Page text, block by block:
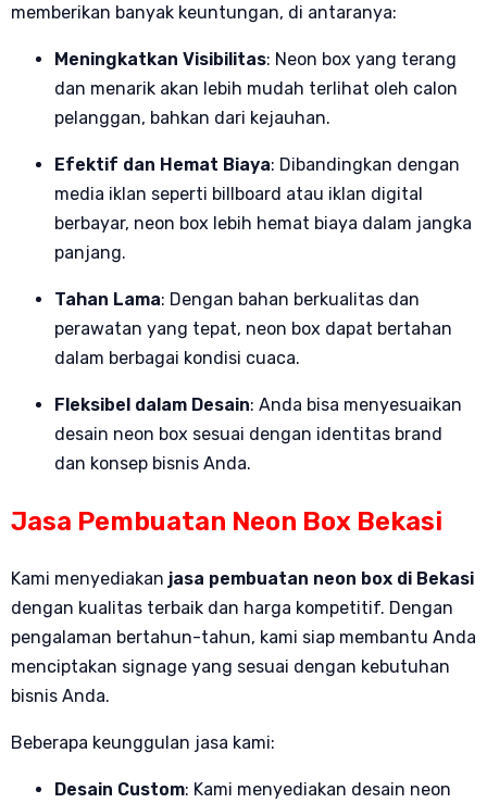
memberikan banyak keuntungan, di antaranya:
Meningkatkan Visibilitas: Neon box yang terang
dan menarik akan lebih mudah terlihat oleh calon
pelanggan, bahkan dari kejauhan.
Efektif dan Hemat Biaya: Dibandingkan dengan
media iklan seperti billboard atau iklan digital
berbayar, neon box lebih hemat biaya dalam jangka
panjang.
Tahan Lama: Dengan bahan berkualitas dan
perawatan yang tepat, neon box dapat bertahan
dalam berbagai kondisi cuaca.
Fleksibel dalam Desain: Anda bisa menyesuaikan
desain neon box sesuai dengan identitas brand
dan konsep bisnis Anda.
Jasa Pembuatan Neon Box Bekasi
Kami menyediakan jasa pembuatan neon box di Bekasi
dengan kualitas terbaik dan harga kompetitif. Dengan
pengalaman bertahun-tahun, kami siap membantu Anda
menciptakan signage yang sesuai dengan kebutuhan
bisnis Anda.
Beberapa keunggulan jasa kami:
Desain Custom: Kami menyediakan desain neon